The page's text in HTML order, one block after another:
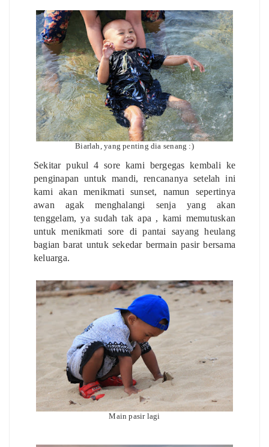
Biarlah, yang penting dia senang :)
Sekitar pukul 4 sore kami bergegas kembali ke
penginapan untuk mandi, rencananya setelah ini
kami akan menikmati sunset, namun sepertinya
awan agak menghalangi senja yang akan
tenggelam, ya sudah tak apa , kami memutuskan
untuk menikmati sore di pantai sayang heulang
bagian barat untuk sekedar bermain pasir bersama
keluarga.
Main pasir lagi